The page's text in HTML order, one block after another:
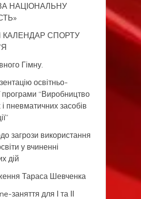
НАЦІОНАЛЬНУ
СПОРТУ
Гімну.
освітньо-
програми “Виробництво
і пневматичних засобів
загрози використання
у вчиненні
дій
Тараса Шевченка
заняття для І та ІІ